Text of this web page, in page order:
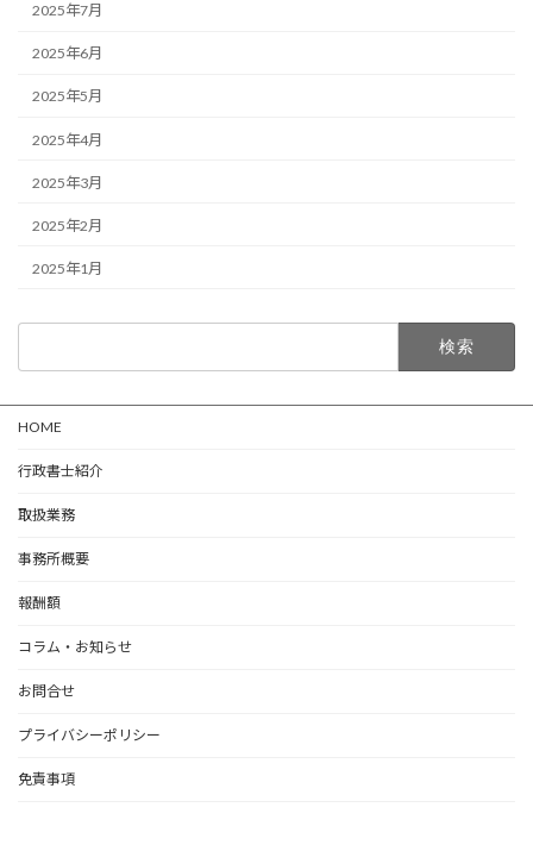
2025年7月
2025年6月
2025年5月
2025年4月
2025年3月
2025年2月
2025年1月
HOME
行政書士紹介
取扱業務
事務所概要
報酬額
コラム・お知らせ
お問合せ
プライバシーポリシー
免責事項